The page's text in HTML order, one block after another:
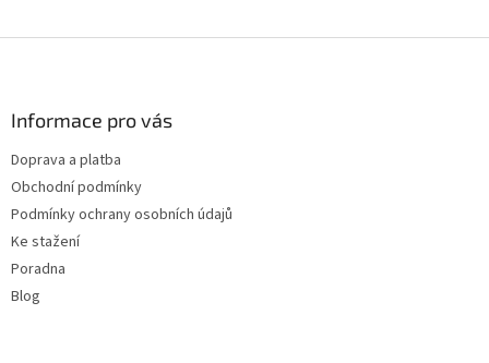
Informace pro vás
Doprava a platba
Obchodní podmínky
Podmínky ochrany osobních údajů
Ke stažení
Poradna
Blog